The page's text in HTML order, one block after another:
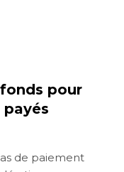
pour
de paiement